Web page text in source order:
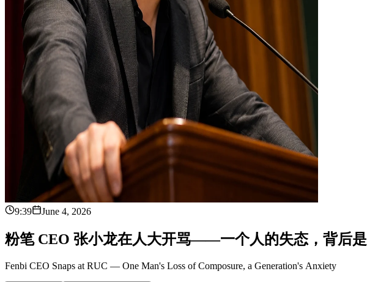
9:39 June 4, 2026
粉笔 CEO 张小龙在人大开骂——一个人的失态 ， 背后是
Fenbi CEO Snaps at RUC — One Man's Loss of Composure, a Generation's Anxiety